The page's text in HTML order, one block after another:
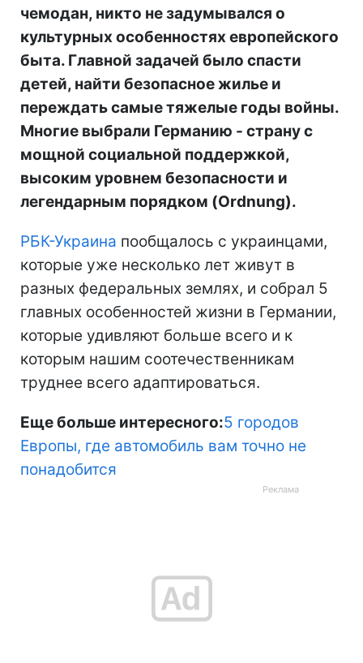
чемодан, никто не задумывался о
культурных особенностях европейского
быта. Главной задачей было спасти
детей, найти безопасное жилье и
переждать самые тяжелые годы войны.
Многие выбрали Германию - страну с
мощной социальной поддержкой,
высоким уровнем безопасности и
легендарным порядком (Ordnung).
РБК-Украина пообщалось с украинцами,
которые уже несколько лет живут в
разных федеральных землях, и собрал 5
главных особенностей жизни в Германии,
которые удивляют больше всего и к
которым нашим соотечественникам
труднее всего адаптироваться.
Еще больше интересного:5 городов
Европы, где автомобиль вам точно не
понадобится